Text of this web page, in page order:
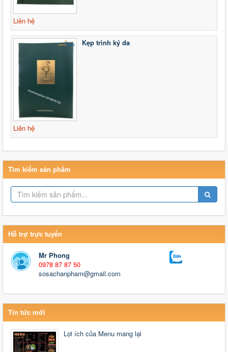
Liên hệ
Kẹp trình ký da
Liên hệ
Tìm kiếm sản phẩm
Hỗ trợ trực tuyến
Mr Phong
0978 87 87 50
sosachanpham@gmail.com
Tin tức mới
Lợi ích của Menu mang lại